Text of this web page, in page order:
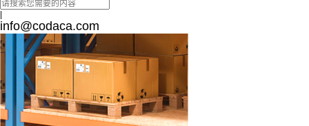
|
info@codaca.com